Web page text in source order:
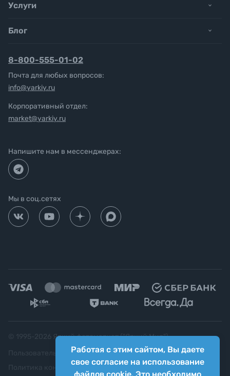
Работая с этим сайтом, Вы даете
свое согласие на использование
Услуги
Блог
8-800-555-01-02
Почта для любых вопросов:
info@yarkiy.ru
Корпоративный отдел:
market@yarkiy.ru
Напишите нам в мессенджерах:
Мы в соц.сетях
Яркий фотомаркет ("Яркий Мир")
Пользовательское соглашение
Политика конфиденциальности